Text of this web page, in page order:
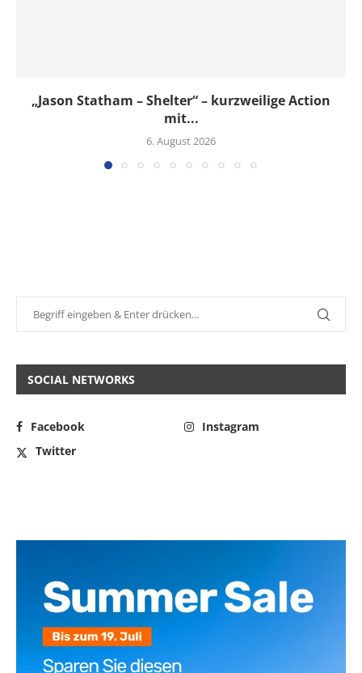
„Jason Statham – Shelter“ – kurzweilige Action
mit...
6. August 2026
SOCIAL NETWORKS
Facebook
Instagram
Twitter